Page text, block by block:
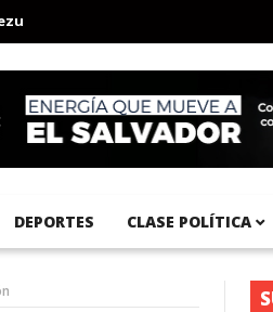
Aeropuerto Internacional del
DEPORTES CLASE POLÍTICA